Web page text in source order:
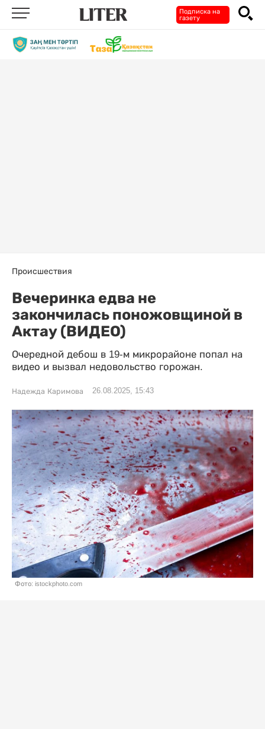
Подписка на
газету
Происшествия
Вечеринка едва не
закончилась поножовщиной в
Актау (ВИДЕО)
Очередной дебош в 19-м микрорайоне попал на
видео и вызвал недовольство горожан.
Надежда Каримова 26.08.2025, 15:43
Фото: istockphoto.com